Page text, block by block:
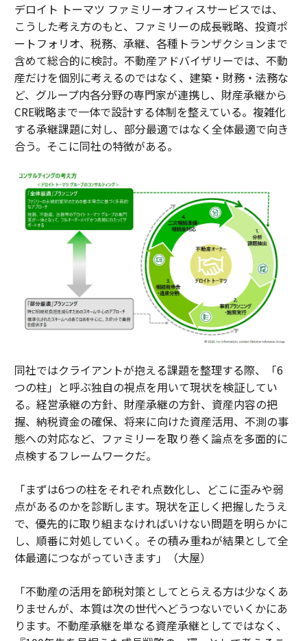
デロイト トーマツ ファミリーオフィスサービスでは、
こうした考え方のもと、ファミリーの成長戦略、投資ポ
ートフォリオ、税務、承継、各種トランザクションまで
含めて総合的に検討。不動産アドバイザリーでは、不動
産だけを個別に考えるのではなく、建築・財務・法務な
ど、グループ内各分野の専門家が連携し、財産承継から
CRE戦略まで一体で設計する体制を整えている。複雑化
する承継課題に対し、部分最適ではなく全体最適で向き
合う。そこに同社の特徴がある。
同社ではクライアントが抱える課題を整理する際、「6
つの柱」と呼ぶ独自の視点を用いて現状を検証してい
る。経営承継の方針、財産承継の方針、資産内容の把
握、納税資金の確保、将来に向けた資産活用、不測の事
態への対応など、ファミリーを取り巻く論点を多面的に
点検するフレームワークだ。
「まずは6つの柱をそれぞれ点数化し、どこに歪みや弱
点があるのかを診断します。現状を正しく把握したうえ
で、優先的に取り組まなければいけない問題を明らかに
し、順番に対処していく。その積み重ねが結果として全
体最適につながっていきます」（大屋）
「不動産の活用を節税対策としてとらえる方は少なくあ
りませんが、本質は次の世代へどうつないでいくかにあ
ります。不動産承継を単なる資産承継としてではなく、